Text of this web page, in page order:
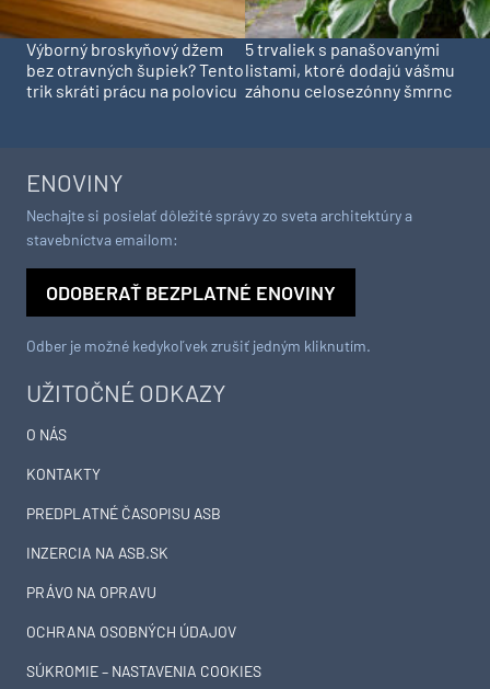
Výborný broskyňový džem
bez otravných šupiek? Tento
trik skráti prácu na polovicu
5 trvaliek s panašovanými
listami, ktoré dodajú vášmu
záhonu celosezónny šmrnc
UŽITOČNÉ ODKAZY
O NÁS
KONTAKTY
PREDPLATNÉ ČASOPISU ASB
INZERCIA NA ASB.SK
PRÁVO NA OPRAVU
OCHRANA OSOBNÝCH ÚDAJOV
SÚKROMIE – NASTAVENIA COOKIES
ENOVINY
Nechajte si posielať dôležité správy zo sveta architektúry a
stavebníctva emailom:
ODOBERAŤ BEZPLATNÉ ENOVINY
Odber je možné kedykoľvek zrušiť jedným kliknutím.